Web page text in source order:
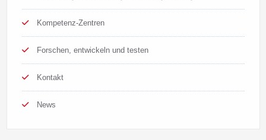
Kompetenz-Zentren
Forschen, entwickeln und testen
Kontakt
News